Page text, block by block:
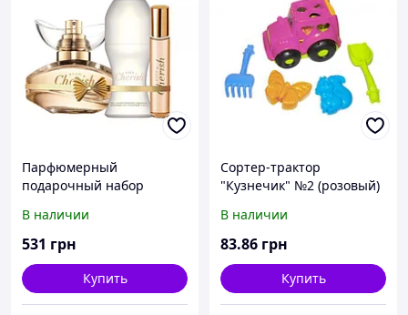
Парфюмерный
подарочный набор
В наличии
531 грн
Купить
Сортер-трактор
"Кузнечик" №2 (розовый)
В наличии
83.86 грн
Купить